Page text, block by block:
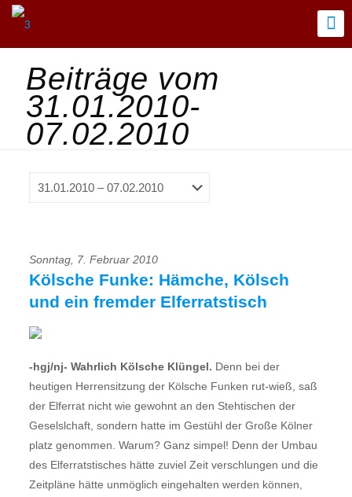
Beiträge vom
31.01.2010-
07.02.2010
Sonntag, 7. Februar 2010
Kölsche Funke: Hämche, Kölsch
und ein fremder Elferratstisch
-hgj/nj- Wahrlich Kölsche Klüngel. Denn bei der
heutigen Herrensitzung der Kölsche Funken rut-wieß, saß
der Elferrat nicht wie gewohnt an den Stehtischen der
Geselslchaft, sondern hatte im Gestühl der Große Kölner
platz genommen. Warum? Ganz simpel! Denn der Umbau
des Elferratstisches hätte zuviel Zeit verschlungen und die
Zeitpläne hätte unmöglich eingehalten werden können,